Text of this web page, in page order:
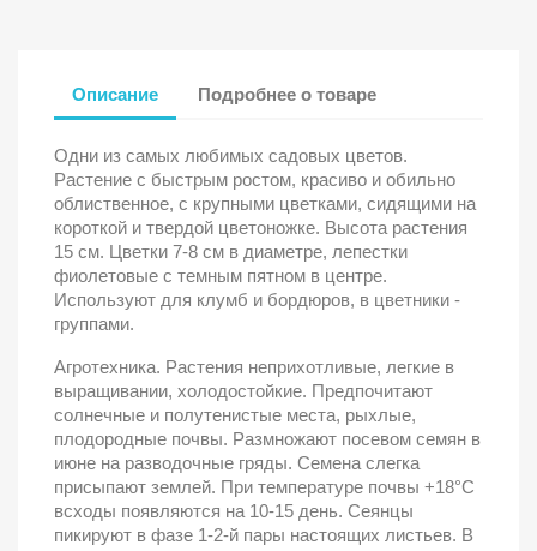
Описание Подробнее о товаре
Одни из самых любимых садовых цветов.
Растение с быстрым ростом, красиво и обильно
облиственное, с крупными цветками, сидящими на
короткой и твердой цветоножке. Высота растения
15 см. Цветки 7-8 см в диаметре, лепестки
фиолетовые с темным пятном в центре.
Используют для клумб и бордюров, в цветники -
группами.
Агротехника. Растения неприхотливые, легкие в
выращивании, холодостойкие. Предпочитают
солнечные и полутенистые места, рыхлые,
плодородные почвы. Размножают посевом семян в
июне на разводочные гряды. Семена слегка
присыпают землей. При температуре почвы +18°C
всходы появляются на 10-15 день. Сеянцы
пикируют в фазе 1-2-й пары настоящих листьев. В